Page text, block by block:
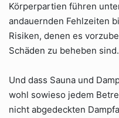
Körperpartien führen
andauernden Fehlzeiten
Risiken, denen es
Schäden zu beheben sind.
Und dass Sauna und
wohl sowieso jedem
nicht abgedeckten